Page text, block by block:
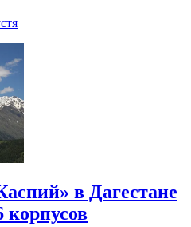
в Дагестане
корпусов